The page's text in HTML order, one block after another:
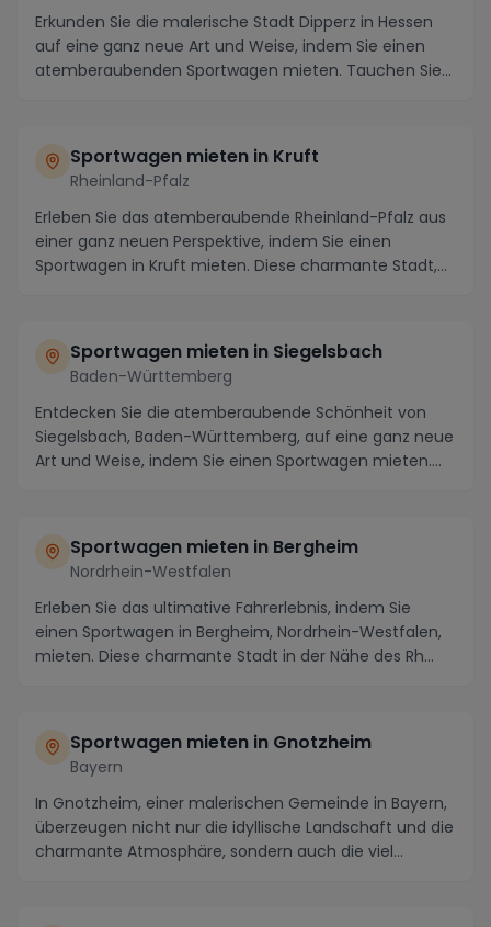
Erkunden Sie die malerische Stadt Dipperz in Hessen
auf eine ganz neue Art und Weise, indem Sie einen
atemberaubenden Sportwagen mieten. Tauchen Sie
Sportwagen mieten in Kruft
Rheinland-Pfalz
Erleben Sie das atemberaubende Rheinland-Pfalz aus
einer ganz neuen Perspektive, indem Sie einen
Sportwagen in Kruft mieten. Diese charmante Stadt,
Sportwagen mieten in Siegelsbach
Baden-Württemberg
Entdecken Sie die atemberaubende Schönheit von
Siegelsbach, Baden-Württemberg, auf eine ganz neue
Art und Weise, indem Sie einen Sportwagen mieten.
Sportwagen mieten in Bergheim
Nordrhein-Westfalen
Erleben Sie das ultimative Fahrerlebnis, indem Sie
einen Sportwagen in Bergheim, Nordrhein-Westfalen,
mieten. Diese charmante Stadt in der Nähe des Rh...
Sportwagen mieten in Gnotzheim
Bayern
In Gnotzheim, einer malerischen Gemeinde in Bayern,
überzeugen nicht nur die idyllische Landschaft und die
charmante Atmosphäre, sondern auch die viel...